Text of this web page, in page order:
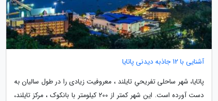
آشنایی با 12 جاذبه دیدنی پاتایا
پاتایا، شهر ساحلی تفریحیِ تایلند ، معروفیت زیادی را در طول سالیان به
دست آورده است. این شهر کمتر از 200 کیلومتر با بانکوک ، مرکز تایلند،